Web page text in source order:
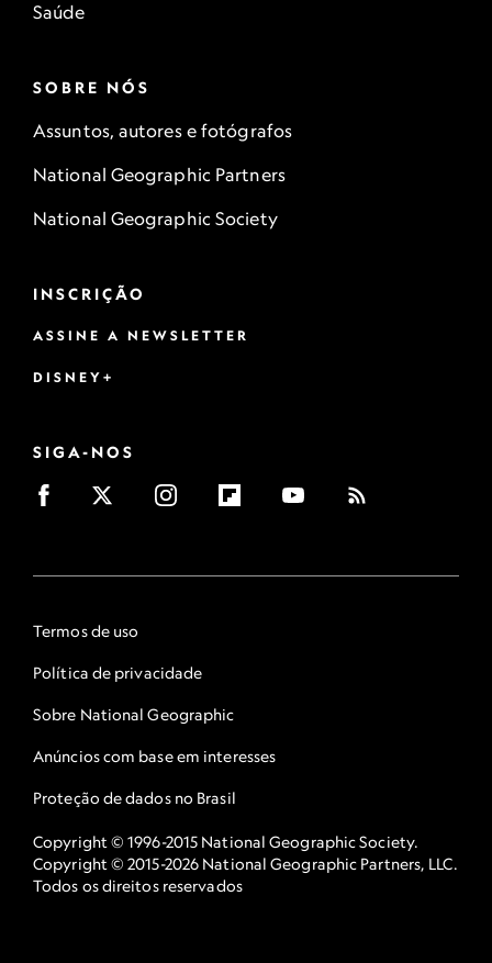
Saúde
SOBRE NÓS
Assuntos, autores e fotógrafos
National Geographic Partners
National Geographic Society
INSCRIÇÃO
ASSINE A NEWSLETTER
DISNEY+
SIGA-NOS
Termos de uso
Política de privacidade
Sobre National Geographic
Anúncios com base em interesses
Proteção de dados no Brasil
Copyright © 1996-2015 National Geographic Society.
Copyright © 2015-2026 National Geographic Partners, LLC.
Todos os direitos reservados